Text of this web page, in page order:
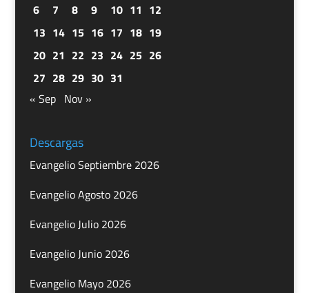
6
7 8 9 10 11 12
13 14 15 16 17 18 19
20 21 22 23 24 25 26
27 28 29 30 31
« Sep Nov »
Descargas
Evangelio Septiembre 2026
Evangelio Agosto 2026
Evangelio Julio 2026
Evangelio Junio 2026
Evangelio Mayo 2026